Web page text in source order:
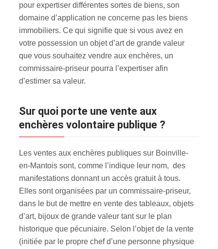
pour expertiser différentes sortes de biens, son
domaine d’application ne concerne pas les biens
immobiliers. Ce qui signifie que si vous avez en
votre possession un objet d’art de grande valeur
que vous souhaitez vendre aux enchères, un
commissaire-priseur pourra l’expertiser afin
d’estimer sa valeur.
Sur quoi porte une vente aux
enchères volontaire publique ?
Les ventes aux enchères publiques sur Boinville-
en-Mantois sont, comme l’indique leur nom, des
manifestations donnant un accès gratuit à tous.
Elles sont organisées par un commissaire-priseur,
dans le but de mettre en vente des tableaux, objets
d’art, bijoux de grande valeur tant sur le plan
historique que pécuniaire. Selon l’objet de la vente
(initiée par le propre chef d’une personne physique